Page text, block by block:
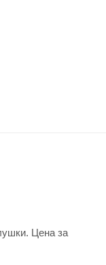
Цена за